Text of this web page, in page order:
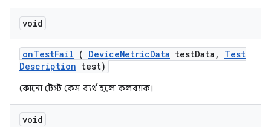
void
onTestFail ( DeviceMetricData testData ,
Test
Description test)
কোনো টেস্ট কেস ব্যর্থ হলে কলব্যাক।
void